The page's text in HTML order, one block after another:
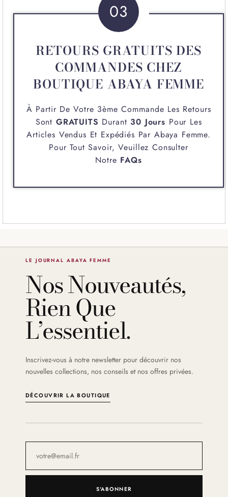
03
RETOURS GRATUITS DES
COMMANDES CHEZ
BOUTIQUE ABAYA FEMME
À Partir De Votre 3ème Commande Les Retours
Sont GRATUITS Durant 30 Jours Pour Les
Articles Vendus Et Expédiés Par Abaya Femme.
Pour Tout Savoir, Veuillez Consulter
Notre FAQs
LE JOURNAL ABAYA FEMME
Nos Nouveautés,
Rien Que
L’essentiel.
Inscrivez-vous à notre newsletter pour découvrir nos
nouvelles collections, nos conseils et nos offres privées.
DÉCOUVRIR LA BOUTIQUE
S'ABONNER